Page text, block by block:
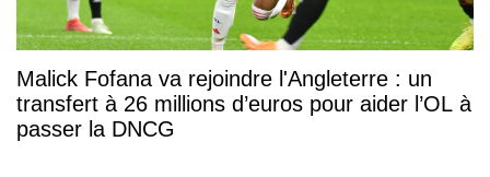
Malick Fofana va rejoindre l'Angleterre : un
transfert à 26 millions d’euros pour aider l’OL à
passer la DNCG